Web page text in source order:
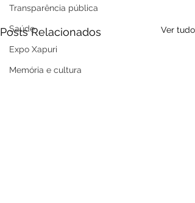
Transparência pública
Saúde
Expo Xapuri
Memória e cultura
Posts Relacionados Ver tudo